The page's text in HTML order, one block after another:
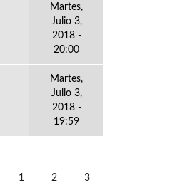
Martes,
Julio 3,
2018 -
20:00
Martes,
Julio 3,
2018 -
19:59
1 2 3